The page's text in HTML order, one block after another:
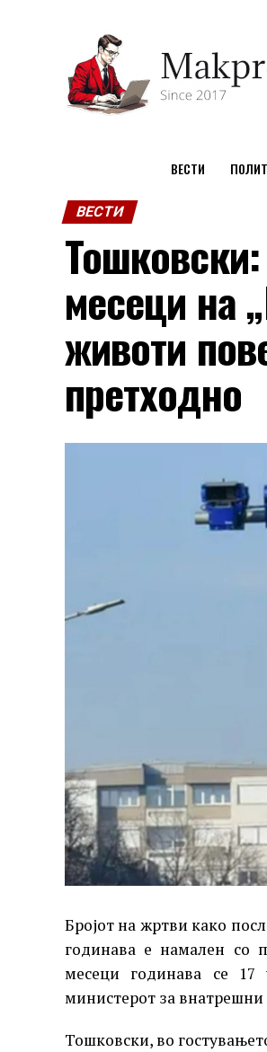
ВЕСТИ
ВЕСТИ
Тошковски:
месеци на
животи
претходно
Бројот на жртви како
годинава е намален со
месеци годинава се 17
министерот за
Тошковски, во